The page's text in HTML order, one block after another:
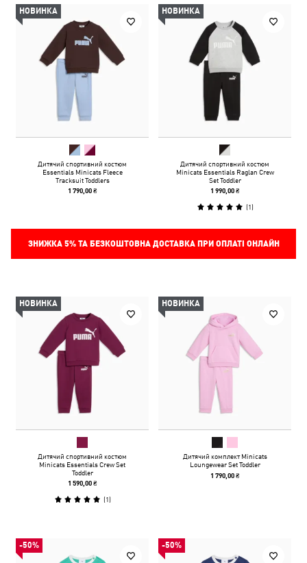
НОВИНКА
Дитячий спортивний костюм
Essentials Minicats Fleece
Tracksuit Toddlers
1 790,00 ₴
НОВИНКА
Дитячий спортивний костюм
Minicats Essentials Raglan Crew
Set Toddler
1 990,00 ₴
(1)
ЗНИЖКА 5%ТА БЕЗКОШТОВНА ДОСТАВКА ПРИ ОПЛАТІ ОНЛАЙН
НОВИНКА
Дитячий спортивний костюм
Minicats Essentials Crew Set
Toddler
1 590,00 ₴
(1)
НОВИНКА
Дитячий комплект Minicats
Loungewear Set Toddler
1 790,00 ₴
-50% -50%